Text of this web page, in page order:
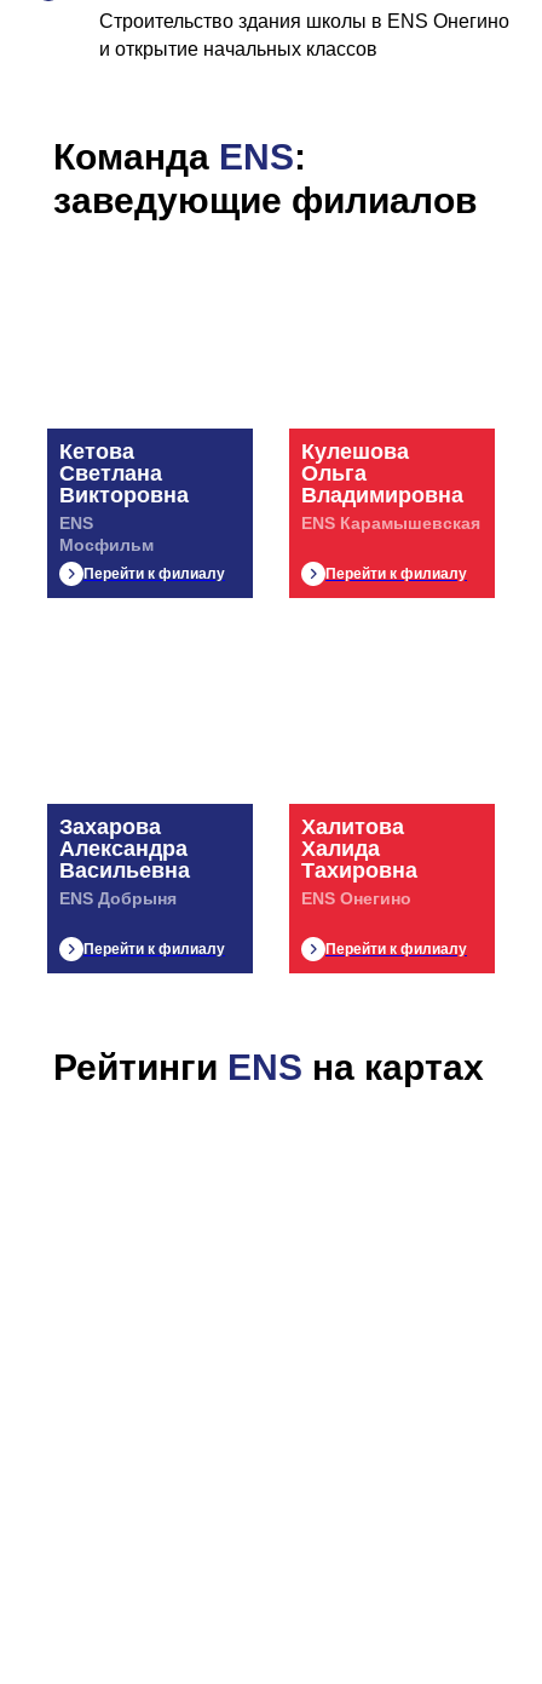
Строительство здания школы в ENS Онегино
и открытие начальных классов
Команда ENS:
заведующие филиалов
Кетова
Светлана
Викторовна
ENS
Мосфильм
Кулешова
Ольга
Владимировна
ENS Карамышевская
Халитова
Халида
Тахировна
ENS Онегино
Перейти к филиалу
Перейти к филиалу
Захарова
Александра
Васильевна
ENS Добрыня
Перейти к филиалу
Перейти к филиалу
Рейтинги ENS на картах